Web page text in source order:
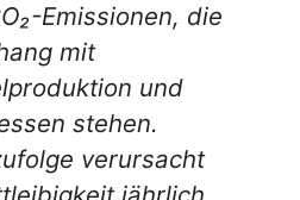
Emissionen, die
mit
und
stehen.
verursacht